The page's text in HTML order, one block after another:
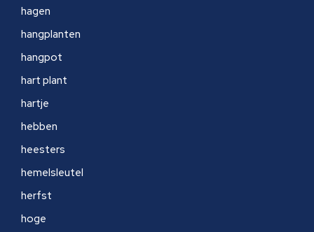
hagen
hangplanten
hangpot
hart plant
hartje
hebben
heesters
hemelsleutel
herfst
hoge